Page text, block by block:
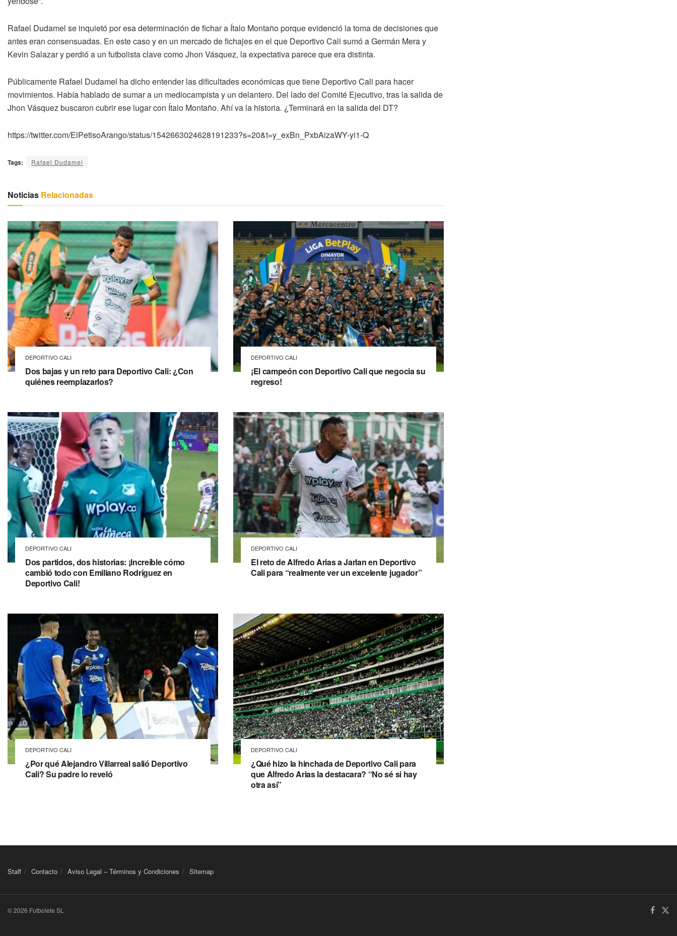
Rafael Dudamel se inquietó por esa determinación de fichar a Ítalo Montaño porque evidenció la toma de decisiones que
antes eran consensuadas. En este caso y en un mercado de fichajes en el que Deportivo Cali sumó a Germán Mera y
Kevin Salazar y perdió a un futbolista clave como Jhon Vásquez, la expectativa parece que era distinta.
Públicamente Rafael Dudamel ha dicho entender las dificultades económicas que tiene Deportivo Cali para hacer
movimientos. Había hablado de sumar a un mediocampista y un delantero. Del lado del Comité Ejecutivo, tras la salida de
Jhon Vásquez buscaron cubrir ese lugar con Ítalo Montaño. Ahí va la historia. ¿Terminará en la salida del DT?
https://twitter.com/ElPetisoArango/status/1542663024628191233?s=20&t=y_exBn_PxbAizaWY-yi1-Q
Tags: Rafael Dudamel
Noticias Relacionadas
DEPORTIVO CALI
Dos bajas y un reto para Deportivo Cali: ¿Con
quiénes reemplazarlos?
DEPORTIVO CALI
¡El campeón con Deportivo Cali que negocia su
regreso!
DEPORTIVO CALI
Dos partidos, dos historias: ¡Increíble cómo
cambió todo con Emiliano Rodríguez en
Deportivo Cali!
DEPORTIVO CALI
El reto de Alfredo Arias a Jarlan en Deportivo
Cali para “realmente ver un excelente jugador”
DEPORTIVO CALI
¿Por qué Alejandro Villarreal salió Deportivo
Cali? Su padre lo reveló
DEPORTIVO CALI
¿Qué hizo la hinchada de Deportivo Cali para
que Alfredo Arias la destacara? “No sé si hay
otra así”
Staff Contacto Aviso Legal – Términos y Condiciones Sitemap
© 2026 Futbolete SL